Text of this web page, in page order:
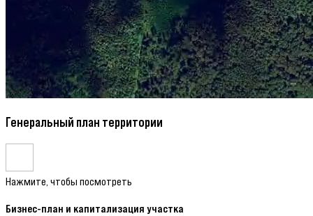
Генеральный план территории
Нажмите, чтобы посмотреть
Бизнес-план и капитализация участка